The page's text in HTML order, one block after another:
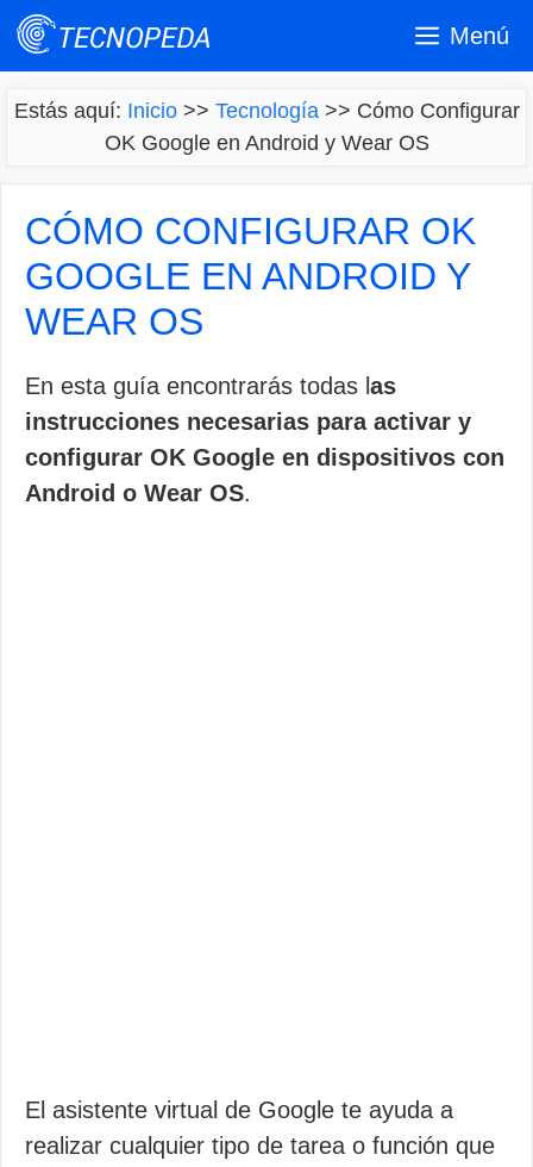
Saltar
Menú
Estás aquí: Inicio>> Tecnología>> Cómo Configurar
OK Google en Android y Wear OS
CÓMO CONFIGURAR OK
GOOGLE EN ANDROID Y
WEAR OS
En esta guía encontrarás todas l as
instrucciones necesarias para activar y
configurar OK Google en dispositivos con
Android o Wear OS.
El asistente virtual de Google te ayuda a
realizar cualquier tipo de tarea o función que